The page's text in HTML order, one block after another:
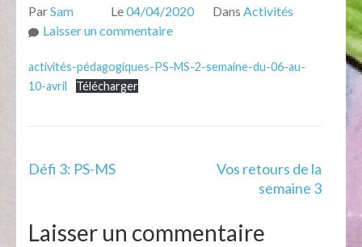
ParSam Le04/04/2020 Dans Activités
Laisser un commentairesur
du
activités-pédagogiques-PS-MS-2-semaine-du-06-au-
10-avril
Télécharger
Navigation
Défi 3: PS-MS
Vos retours de la
semaine 3
Laisser un commentaire